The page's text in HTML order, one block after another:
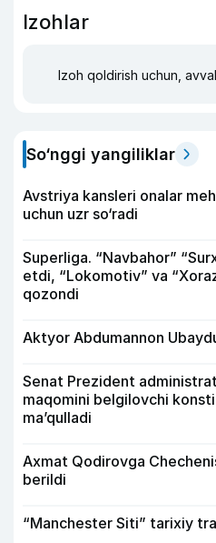
Izohlar
Izoh qoldirish uchun, avval
So‘nggi yangiliklar
Avstriya kansleri onalar
uchun uzr so‘radi
Superliga. “Navbahor”
etdi, “Lokomotiv” va
qozondi
Aktyor Abdu­mannon
Senat Prezident
maqomini belgilovchi
ma’qulladi
Axmat Qodirovga
berildi
“Manchester Siti” tarixiy